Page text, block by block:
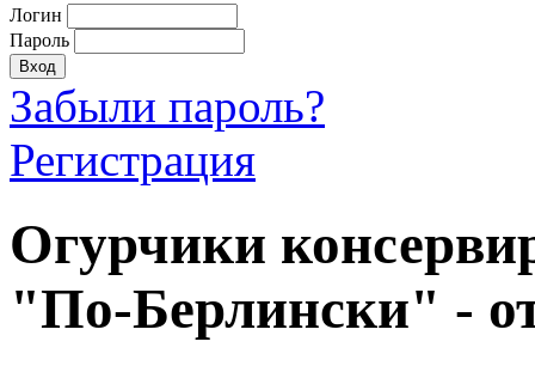
Логин
Пароль
Забыли пароль?
Регистрация
Огурчики
"По-Берлински" -